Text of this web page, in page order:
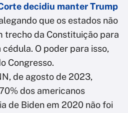
decidiu manter Trump
que os estados não
trecho da Constituição para
O poder para isso,
Congresso.
de agosto de 2023,
dos americanos
de Biden em 2020 não foi